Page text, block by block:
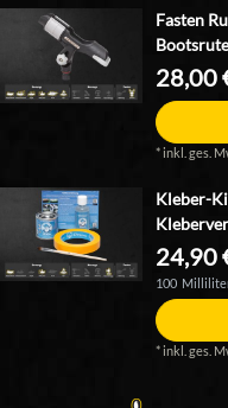
Fasten
28,00
*inkl. ges.
Kleber-
24,90
100
*inkl. ges.